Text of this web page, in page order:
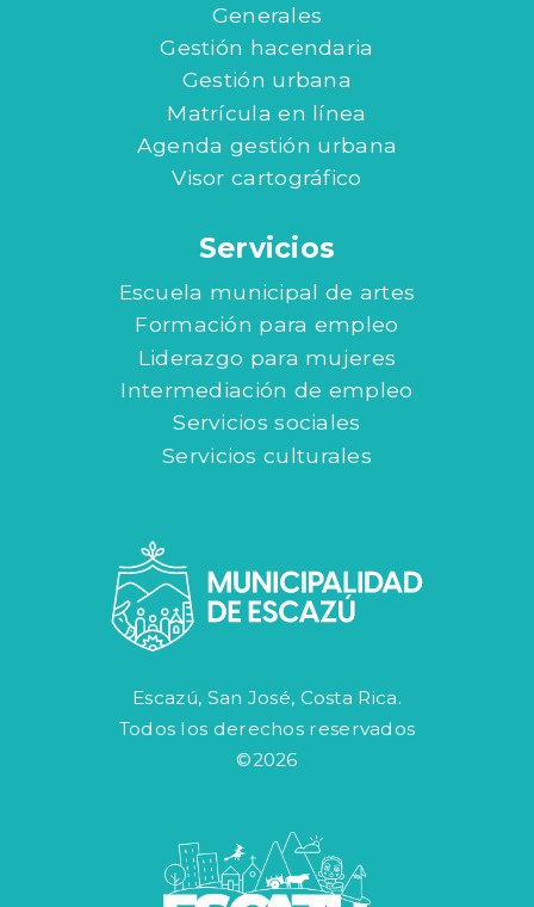
Generales
Gestión hacendaria
Gestión urbana
Matrícula en línea
Agenda gestión urbana
Visor cartográfico
Servicios
Escuela municipal de artes
Formación para empleo
Liderazgo para mujeres
Intermediación de empleo
Servicios sociales
Servicios culturales
Escazú, San José, Costa Rica.
Todos los derechos reservados
©2026